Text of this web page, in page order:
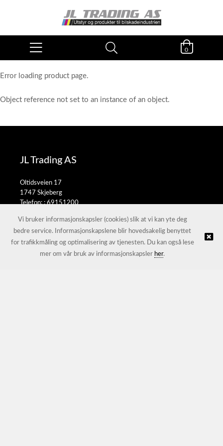
0
Error loading product page.
Object reference not set to an instance of an object.
JL Trading AS
Oltidsveien 17
1747 Skjeberg
Telefon: :69151200
© JL Trading AS |Nettbutikk levert av Kréatif
Vi bruker informasjonskapsler (cookies) slik at vi kan yte deg
bedre service. Informasjonskapslene blir hovedsakelig benyttet
for trafikkmåling og optimalisering av tjenesten. Du kan også lese
mer om vår bruk av informasjonskapsler her.